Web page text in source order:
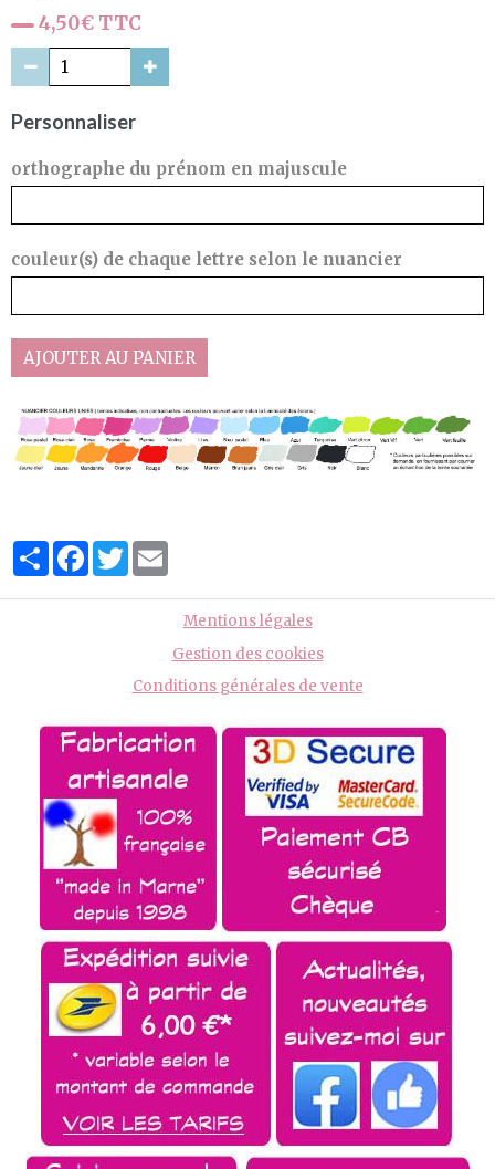
4,50€ TTC
Personnaliser
orthographe du prénom en majuscule
couleur(s) de chaque lettre selon le nuancier
AJOUTER AU PANIER
PartagerFacebook
Twitter
Mentions légales
Gestion des cookies
Conditions générales de vente